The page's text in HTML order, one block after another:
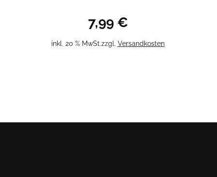
7,99 €
inkl. 20 % MwSt.zzgl. Versandkosten